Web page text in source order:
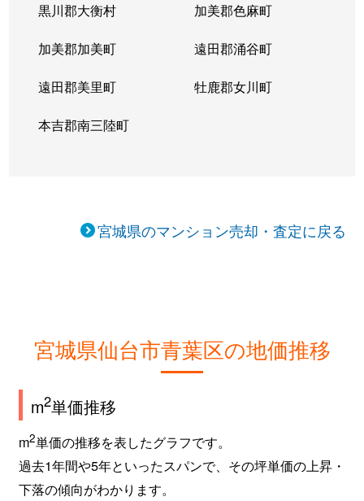
春日町
勾当台公園
片平
1,700万円
大町西公園
片平
2,800万円
大町西公園
片平
花壇
1,400万円
大町西公園
花壇
上杉
2,200万円
上杉
1,800万円
黒川郡大衡村 加美郡色麻町
加美郡加美町 遠田郡涌谷町
遠田郡美里町 牡鹿郡女川町
本吉郡南三陸町
宮城県のマンション売却・査定に戻る
宮城県仙台市青葉区の地価推移
m2単価推移
m2単価の推移を表したグラフです。
過去1年間や5年といったスパンで、その坪単価の上昇・
下落の傾向がわかります。